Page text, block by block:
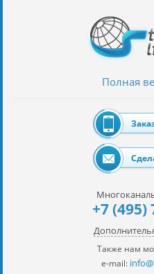
автомобилей
Полная
+7 (495)
Также нам
e-mail: